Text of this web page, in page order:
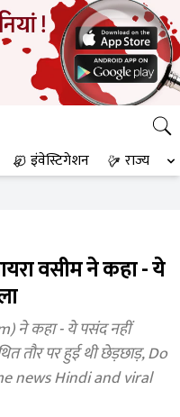
इंवेस्टिगेशन राज्य
वसीम ने कहा - ये
ने कहा - ये पसंद नहीं
तौर पर हुई थी छेड़छाड़, Do
news Hindi and viral